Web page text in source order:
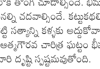
చదవాల్సిందే.
సత్యాన్ని కళ్ళకు
చారిత్ర ఘట్టం
దృష్టి స్పష్టమవుతోంది.